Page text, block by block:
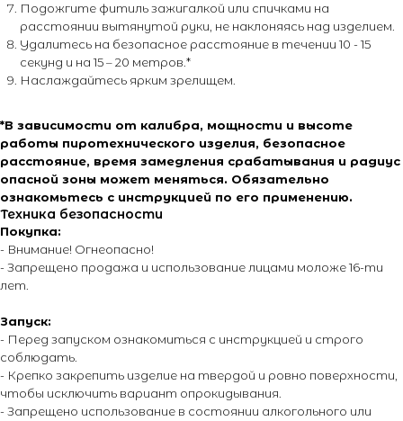
Подожгите фитиль зажигалкой или спичками на
расстоянии вытянутой руки, не наклоняясь над изделием.
Удалитесь на безопасное расстояние в течении 10 - 15
секунд и на 15 – 20 метров.*
Наслаждайтесь ярким зрелищем.
*В зависимости от калибра, мощности и высоте
работы пиротехнического изделия, безопасное
расстояние, время замедления срабатывания и радиус
опасной зоны может меняться. Обязательно
ознакомьтесь с инструкцией по его применению.
Техника безопасности
Покупка:
- Внимание! Огнеопасно!
- Запрещено продажа и использование лицами моложе 16-ти
лет.
Запуск:
- Перед запуском ознакомиться с инструкцией и строго
соблюдать.
- Крепко закрепить изделие на твердой и ровно поверхности,
чтобы исключить вариант опрокидывания.
- Запрещено использование в состоянии алкогольного или
О магазине
О компании
Контакты
Каталог
Каталог эффектов
+7 (495) 795-50-50
ежедневно с 10:00 до 20:00
Адрес офиса:
г. Москва, ул. Тимирязевская, д. 2/3